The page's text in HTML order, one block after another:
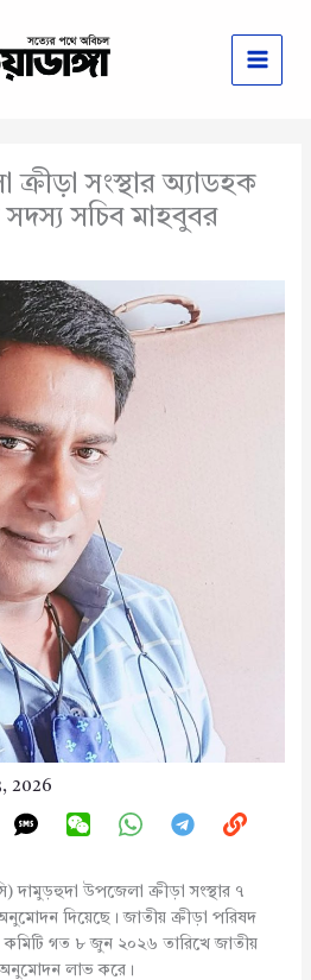
সংস্থার অ্যাডহক
সচিব মাহবুবর
2026
দামুড়হুদা উপজেলা ক্রীড়া সংস্থার ৭
দিয়েছে। জাতীয় ক্রীড়া পরিষদ
গত ৮ জুন ২০২৬ তারিখে জাতীয়
অনুমোদন লাভ করে।